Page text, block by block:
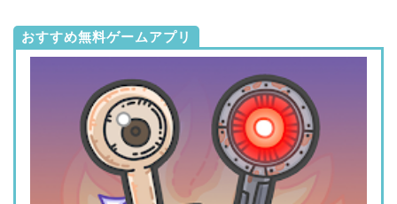
おすすめ無料ゲームアプリ